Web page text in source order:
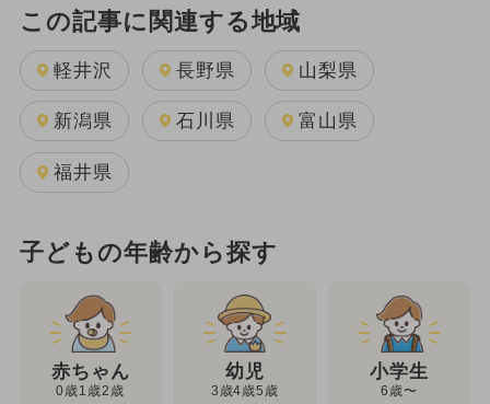
この記事に関連する地域
軽井沢 長野県 山梨県
新潟県 石川県 富山県
福井県
子どもの年齢から探す
赤ちゃん
0歳1歳2歳
幼児
3歳4歳5歳
小学生
6歳〜